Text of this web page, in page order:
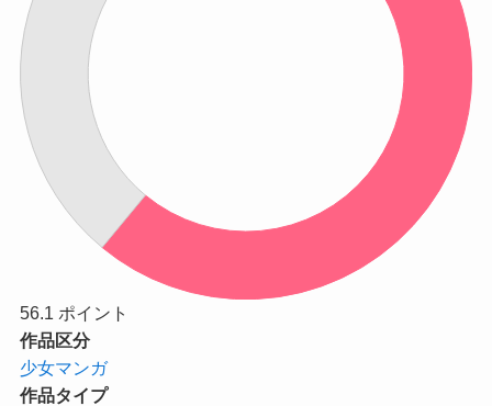
56.1 ポイント
作品区分
少女マンガ
作品タイプ